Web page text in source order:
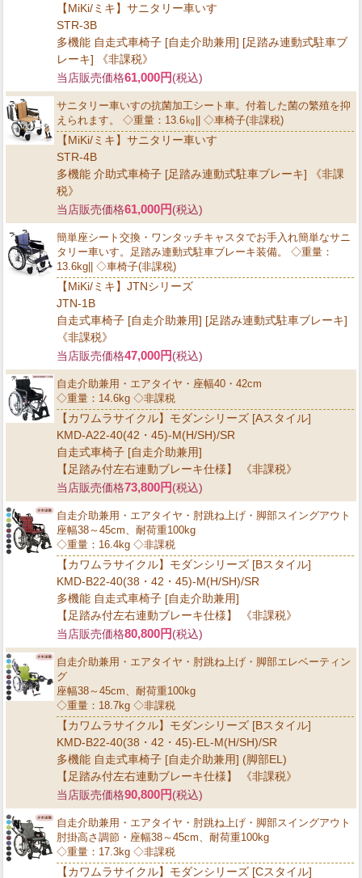
【MiKi/ミキ】サニタリー車いす
STR-3B
多機能 自走式車椅子 [自走介助兼用] [足踏み連動式駐車ブ
レーキ] 《非課税》
当店販売価格61,000円(税込)
サニタリー車いすの抗菌加工シート車。付着した菌の繁殖を抑
えられます。 ◇重量：13.6㎏|| ◇車椅子(非課税)
【MiKi/ミキ】サニタリー車いす
STR-4B
多機能 介助式車椅子 [足踏み連動式駐車ブレーキ] 《非課
税》
当店販売価格61,000円(税込)
簡単座シート交換・ワンタッチキャスタでお手入れ簡単なサニ
タリー車いす。足踏み連動式駐車ブレーキ装備。 ◇重量：
13.6kg|| ◇車椅子(非課税)
【MiKi/ミキ】JTNシリーズ
JTN-1B
自走式車椅子 [自走介助兼用] [足踏み連動式駐車ブレーキ]
《非課税》
当店販売価格47,000円(税込)
自走介助兼用・エアタイヤ・座幅40・42cm
◇重量：14.6kg ◇非課税
【カワムラサイクル】モダンシリーズ [Aスタイル]
KMD-A22-40(42・45)-M(H/SH)/SR
自走式車椅子 [自走介助兼用]
【足踏み付左右連動ブレーキ仕様】 《非課税》
当店販売価格73,800円(税込)
自走介助兼用・エアタイヤ・肘跳ね上げ・脚部スイングアウト
座幅38～45cm、耐荷重100kg
◇重量：16.4kg ◇非課税
【カワムラサイクル】モダンシリーズ [Bスタイル]
KMD-B22-40(38・42・45)-M(H/SH)/SR
多機能 自走式車椅子 [自走介助兼用]
【足踏み付左右連動ブレーキ仕様】 《非課税》
当店販売価格80,800円(税込)
自走介助兼用・エアタイヤ・肘跳ね上げ・脚部エレベーティン
グ
座幅38～45cm、耐荷重100kg
◇重量：18.7kg ◇非課税
【カワムラサイクル】モダンシリーズ [Bスタイル]
KMD-B22-40(38・42・45)-EL-M(H/SH)/SR
多機能 自走式車椅子 [自走介助兼用] (脚部EL)
【足踏み付左右連動ブレーキ仕様】 《非課税》
当店販売価格90,800円(税込)
自走介助兼用・エアタイヤ・肘跳ね上げ・脚部スイングアウト
肘掛高さ調節・座幅38～45cm、耐荷重100kg
◇重量：17.3kg ◇非課税
【カワムラサイクル】モダンシリーズ [Cスタイル]